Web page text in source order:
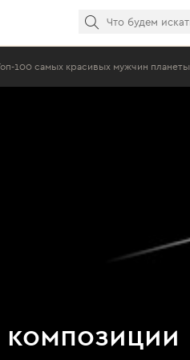
мужчин планеты 2018 #89